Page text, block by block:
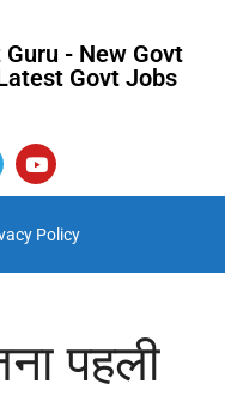
- New Govt
Govt Jobs
Policy
पहली